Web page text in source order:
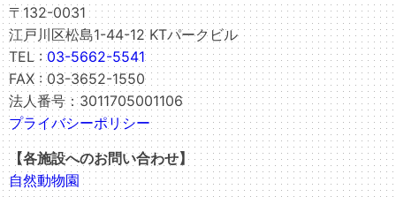
〒132-0031
江戸川区松島1-44-12 KTパークビル
TEL :03-5662-5541
FAX : 03-3652-1550
法人番号：3011705001106
プライバシーポリシー
【各施設へのお問い合わせ】
自然動物園